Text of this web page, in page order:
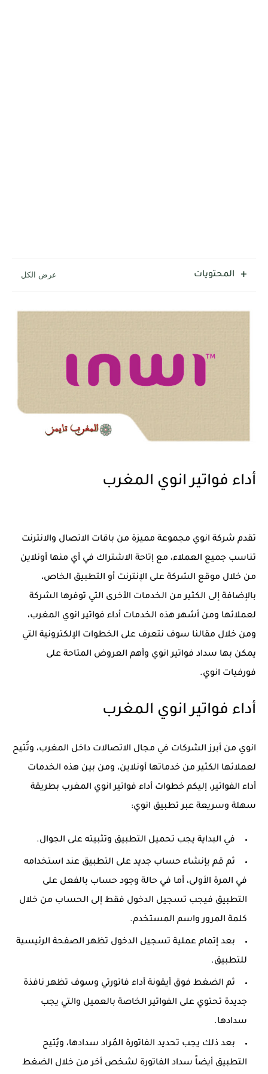
المحتويات
أداء فواتير انوي المغرب
تقدم شركة انوي مجموعة مميزة من باقات الاتصال والانترنت
تناسب جميع العملاء، مع إتاحة الاشتراك في أي منها أونلاين
من خلال موقع الشركة على الإنترنت أو التطبيق الخاص،
بالإضافة إلى الكثير من الخدمات الأخرى التي توفرها الشركة
لعملائها ومن أشهر هذه الخدمات أداء فواتير انوي المغرب،
ومن خلال مقالنا سوف نتعرف على الخطوات الإلكترونية التي
يمكن بها سداد فواتير انوي وأهم العروض المتاحة على
فورفيات انوي.
أداء فواتير انوي المغرب
انوي من أبرز الشركات في مجال الاتصالات داخل المغرب، وتُتيح
لعملائها الكثير من خدماتها أونلاين، ومن بين هذه الخدمات
أداء الفواتير، إليكم خطوات أداء فواتير انوي المغرب بطريقة
سهلة وسريعة عبر تطبيق انوي:
في البداية يجب تحميل التطبيق وتثبيته على الجوال.
ثم قم بإنشاء حساب جديد على التطبيق عند استخدامه
في المرة الأولى، أما في حالة وجود حساب بالفعل على
التطبيق فيجب تسجيل الدخول فقط إلى الحساب من خلال
كلمة المرور واسم المستخدم.
بعد إتمام عملية تسجيل الدخول تظهر الصفحة الرئيسية
للتطبيق.
ثم الضغط فوق أيقونة أداء فاتورتي وسوف تظهر نافذة
جديدة تحتوي على الفواتير الخاصة بالعميل والتي يجب
سدادها.
بعد ذلك يجب تحديد الفاتورة المُراد سدادها، ويُتيح
التطبيق أيضاً سداد الفاتورة لشخص أخر من خلال الضغط